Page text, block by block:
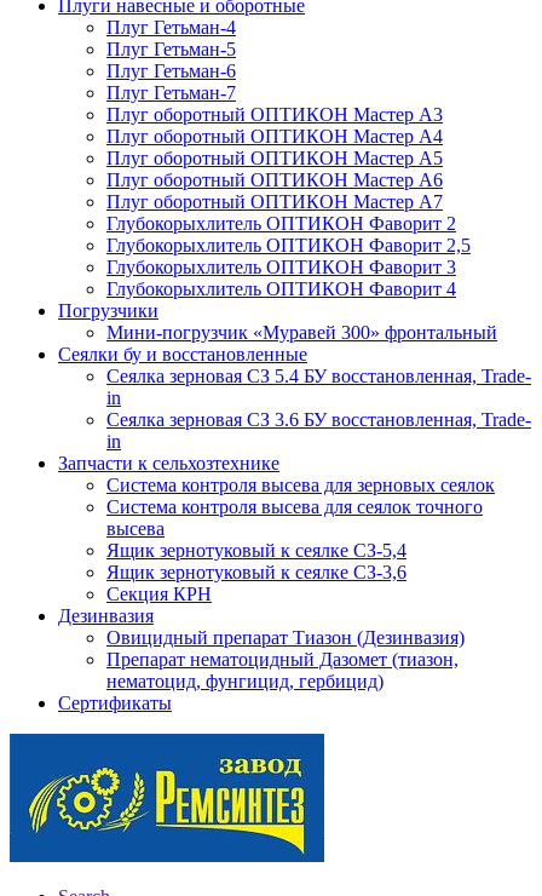
Плуги навесные и оборотные
Плуг Гетьман-4
Плуг Гетьман-5
Плуг Гетьман-6
Плуг Гетьман-7
Плуг оборотный ОПТИКОН Мастер А3
Плуг оборотный ОПТИКОН Мастер А4
Плуг оборотный ОПТИКОН Мастер А5
Плуг оборотный ОПТИКОН Мастер А6
Плуг оборотный ОПТИКОН Мастер А7
Глубокорыхлитель ОПТИКОН Фаворит 2
Глубокорыхлитель ОПТИКОН Фаворит 2,5
Глубокорыхлитель ОПТИКОН Фаворит 3
Глубокорыхлитель ОПТИКОН Фаворит 4
Погрузчики
Мини-погрузчик «Муравей 300» фронтальный
Сеялки бу и восстановленные
Сеялка зерновая СЗ 5.4 БУ восстановленная, Trade-
in
Сеялка зерновая СЗ 3.6 БУ восстановленная, Trade-
in
Запчасти к сельхозтехнике
Система контроля высева для зерновых сеялок
Система контроля высева для сеялок точного
высева
Ящик зернотуковый к сеялке СЗ-5,4
Ящик зернотуковый к сеялке СЗ-3,6
Секция КРН
Дезинвазия
Овицидный препарат Тиазон (Дезинвазия)
Препарат нематоцидный Дазомет (тиазон,
нематоцид, фунгицид, гербицид)
Сертификаты